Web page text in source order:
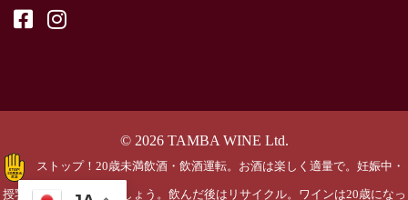
© 2026 TAMBA WINE Ltd.
ストップ！20歳未満飲酒・飲酒運転。お酒は楽しく適量で。妊娠中・
授乳期の飲酒はやめましょう。飲んだ後はリサイクル。ワインは20歳になっ